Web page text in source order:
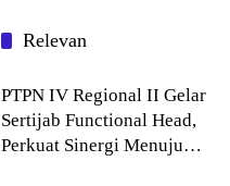
Relevan
Blog
PTPN IV Regional II Gelar
Sertijab Functional Head,
Perkuat Sinergi Menuju